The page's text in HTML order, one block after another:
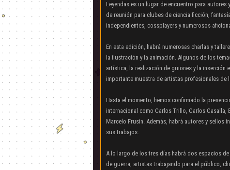
Leyendas es un lugar de encuentro para
de reunión para clubes de ciencia ficción,
independientes, cossplayers y numerosos
En esta edición, habrá numerosas charlas y
la ilustración y la animación. Algunos de los
artística, la realización de guiones y la inserción
importante muestra de artistas profesionales de
Hasta el momento, hemos confirmado la
internacional como Carlos Trillo, Carlos Casalla,
Marcelo Frusin. Además, habrá autores y sellos
sus trabajos.
A lo largo de los tres días habrá dos espacios
de guerra, artistas trabajando para el público,